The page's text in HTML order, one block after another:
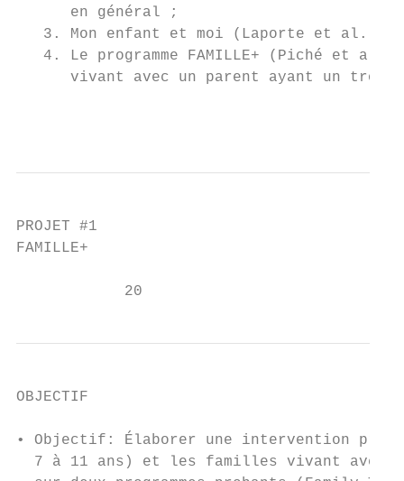
      en général ;
3. Mon enfant et moi (Laporte et al.,
4. Le programme FAMILLE+ (Piché et
vivant avec un parent ayant un
PROJET #1
FAMILLE+
            20
OBJECTIF
• Objectif: Élaborer une intervention
7 à 11 ans) et les familles vivant avec